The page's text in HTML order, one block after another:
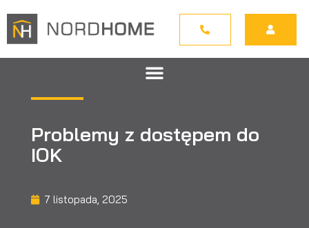
Problemy z dostępem do
IOK
7 listopada, 2025